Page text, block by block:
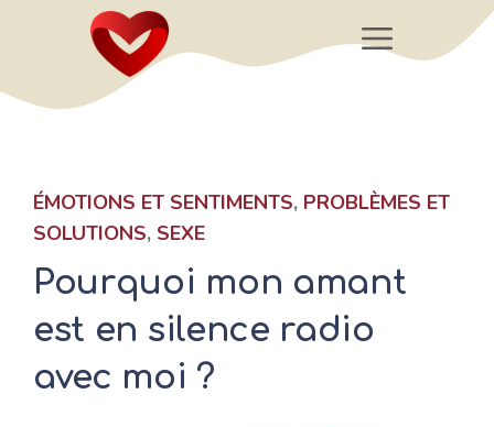
Menu
ÉMOTIONS ET SENTIMENTS, PROBLÈMES ET
SOLUTIONS, SEXE
Pourquoi mon amant
est en silence radio
avec moi ?